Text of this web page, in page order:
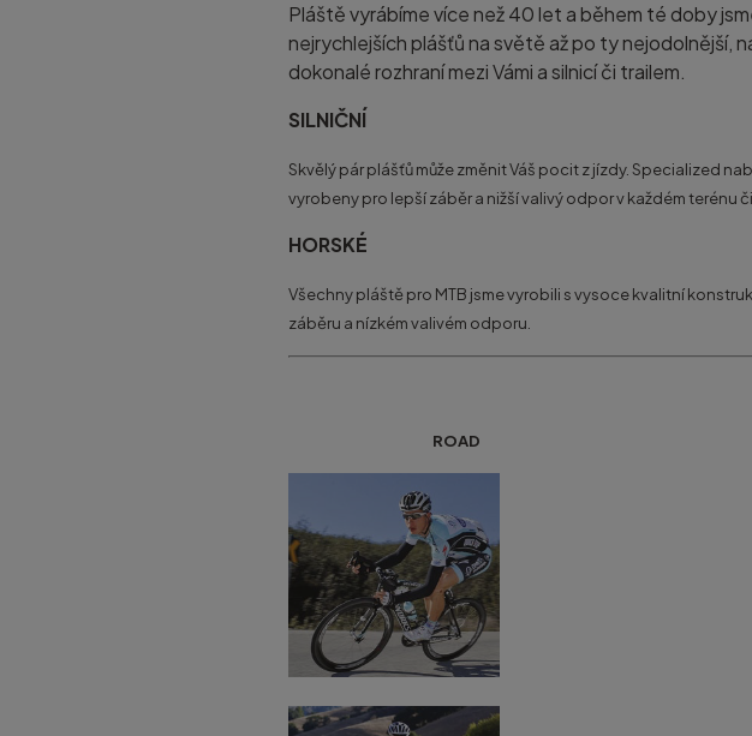
Pláště vyrábíme více než 40 let a během té doby
nejrychlejších plášťů na světě až po ty nejodolnější,
dokonalé rozhraní mezi Vámi a silnicí či trailem.
SILNIČNÍ
Skvělý pár plášťů může změnit Váš pocit z jízdy. Specialized
vyrobeny pro lepší záběr a nižší valivý odpor v každém terénu
HORSKÉ
Všechny pláště pro MTB jsme vyrobili s vysoce kvalitní
záběru a nízkém valivém odporu.
ROAD